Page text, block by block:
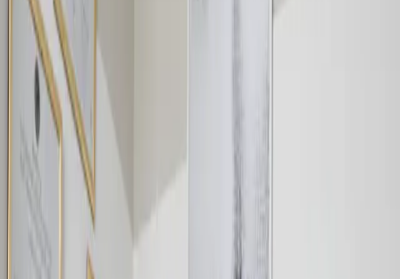
Personalized in-office or video evaluation with Dr.
Honorio.
Primera consulta para evaluar tu caso, conocer tus
expectativas y diseñar un plan de tratamiento
personalizado.
Dudas frecuentes
Lo que más nos preguntan
¿OSDE cubre la consulta?
Sí, todos los planes de OSDE cubren el 100% de la